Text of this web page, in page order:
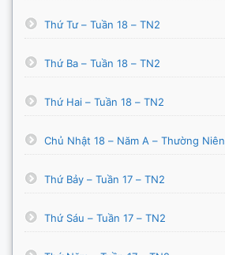
Thứ Tư – Tuần 18 – TN2
Thứ Ba – Tuần 18 – TN2
Thứ Hai – Tuần 18 – TN2
Chủ Nhật 18 – Năm A – Thường Niên
Thứ Bảy – Tuần 17 – TN2
Thứ Sáu – Tuần 17 – TN2